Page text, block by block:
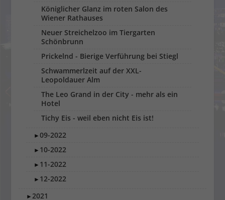
Königlicher Glanz im roten Salon des
Wiener Rathauses
Neuer Streichelzoo im Tiergarten
Schönbrunn
Prickelnd - Bierige Verführung bei Stiegl
Schwammerlzeit auf der XXL-
Leopoldauer Alm
The Leo Grand in der City - mehr als ein
Hotel
Tichy Eis - weil eben nicht Eis ist!
►09-2022
► 10-2022
► 11-2022
► 12-2022
►2021